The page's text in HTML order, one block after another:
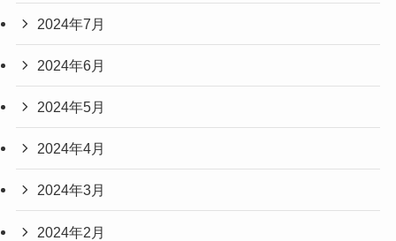
2024年7月
2024年6月
2024年5月
2024年4月
2024年3月
2024年2月